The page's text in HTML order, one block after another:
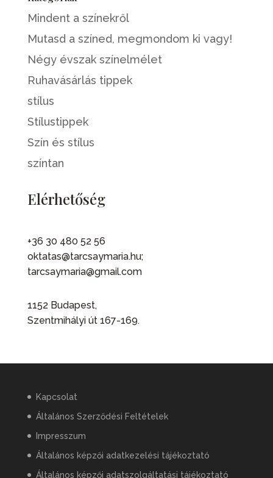
Mindent a színekről
Mutasd a színed, megmondom ki vagy!
Négy évszak színelmélet
Ruhavásárlás tippek
stílus
Stílustippek
Szín és stílus
színtan
Elérhetőség
+36 30 480 52 56
oktatas@tarcsaymaria.hu;
tarcsaymaria@gmail.com
1152 Budapest,
Szentmihályi út 167-169.
Kapcsolat
Általános Szerződési Feltételek
Impresszum
Általános képzői adatkezelési tájékoztató
Általános képzői adatszolgáltatási tájékoztató